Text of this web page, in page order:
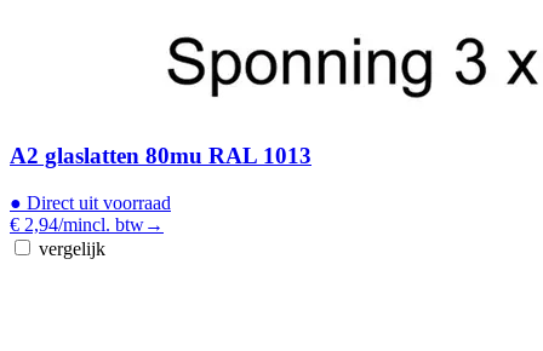
A2 glaslatten 80mu RAL 1013
● Direct uit voorraad
€ 2,94/mincl. btw→
vergelijk